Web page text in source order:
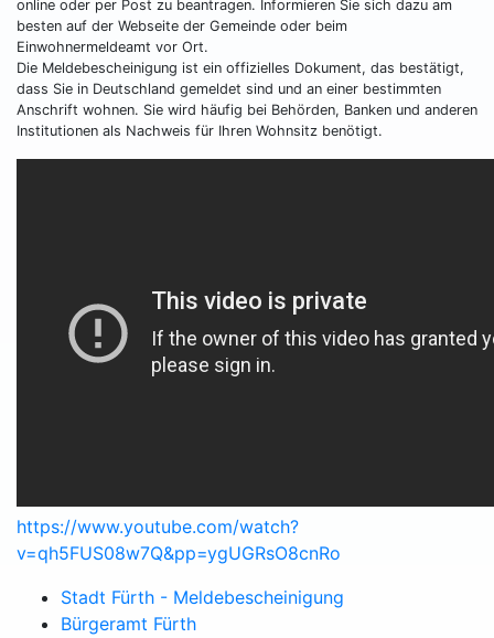
online oder per Post zu beantragen. Informieren Sie sich dazu am
besten auf der Webseite der Gemeinde oder beim
Einwohnermeldeamt vor Ort.
Die Meldebescheinigung ist ein offizielles Dokument, das bestätigt,
dass Sie in Deutschland gemeldet sind und an einer bestimmten
Anschrift wohnen. Sie wird häufig bei Behörden, Banken und anderen
Institutionen als Nachweis für Ihren Wohnsitz benötigt.
https://www.youtube.com/watch?
v=qh5FUS08w7Q&pp=ygUGRsO8cnRo
Stadt Fürth - Meldebescheinigung
Bürgeramt Fürth